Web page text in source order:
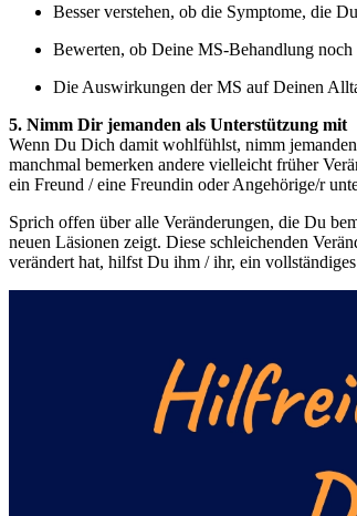
Besser verstehen, ob die Symptome, die
Bewerten, ob Deine MS-Behandlung
Die Auswirkungen der MS auf Deinen
5. Nimm Dir jemanden als Unterstützung mit
Wenn Du Dich damit wohlfühlst, nimm
manchmal bemerken andere vielleicht früher
ein Freund / eine Freundin oder Angehörige/r
Sprich offen über alle Veränderungen, die Du
neuen Läsionen zeigt. Diese schleichenden
verändert hat, hilfst Du ihm / ihr, ein